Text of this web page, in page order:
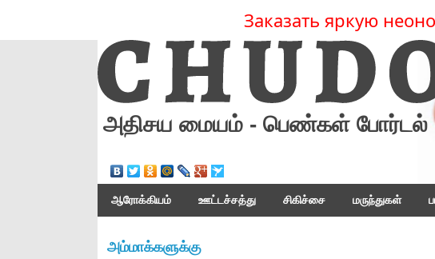
Заказать яркую
அதிசய மையம் - பெண்கள் போர்டல்
ஆரோக்கியம் ஊட்டச்சத்து சிகிச்சை மருந்துகள்
அம்மாக்களுக்கு